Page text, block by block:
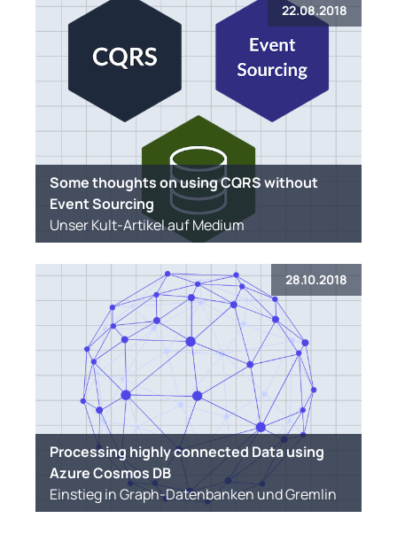
22.08.2018
Some thoughts on using CQRS without
Event Sourcing
Unser Kult-Artikel auf Medium
28.10.2018
Processing highly connected Data using
Azure Cosmos DB
Einstieg in Graph-Datenbanken und Gremlin